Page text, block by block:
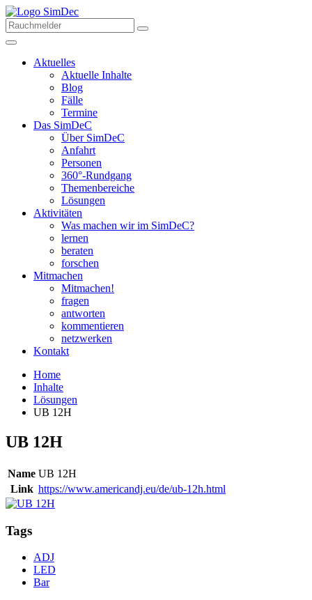
Aktuelles
Aktuelle Inhalte
Blog
Fälle
Termine
Das SimDeC
Über SimDeC
Anfahrt
Personen
360°-Rundgang
Themenbereiche
Lösungen
Aktivitäten
Was machen wir im SimDeC?
lernen
beraten
forschen
Mitmachen
Mitmachen!
fragen
antworten
kommentieren
netzwerken
Kontakt
Home
Inhalte
Lösungen
UB 12H
UB 12H
Name UB 12H
Link https://www.americandj.eu/de/ub-12h.html
Tags
ADJ
LED
Bar